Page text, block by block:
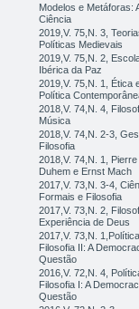
Modelos e Metáforas:
Ciência
2019,V. 75,N. 3,
Políticas Medievais
2019,V. 75,N. 2,
Ibérica da Paz
2019,V. 75,N. 1, Ética
Política
2018,V. 74,N. 4,
Música
2018,V. 74,N. 2-3,
Filosofia
2018,V. 74,N. 1, Pierre
Duhem e Ernst Mach
2017,V. 73,N. 3-4,
Formais e Filosofia
2017,V. 73,N. 2,
Experiência de Deus
2017,V. 73,N.
Filosofia II: A
Questão
2016,V. 72,N. 4,
Filosofia I: A
Questão